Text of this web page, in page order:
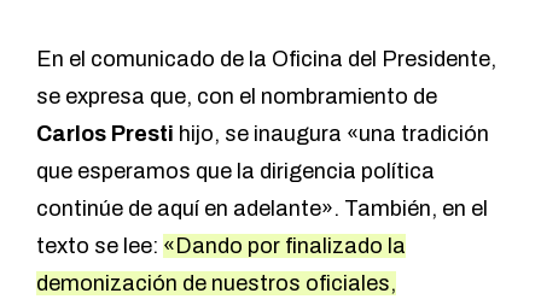
En el comunicado de la Oficina del Presidente,
se expresa que, con el nombramiento de
Carlos Presti hijo, se inaugura «una tradición
que esperamos que la dirigencia política
continúe de aquí en adelante». También, en el
texto se lee: «Dando por finalizado la
demonización de nuestros oficiales,